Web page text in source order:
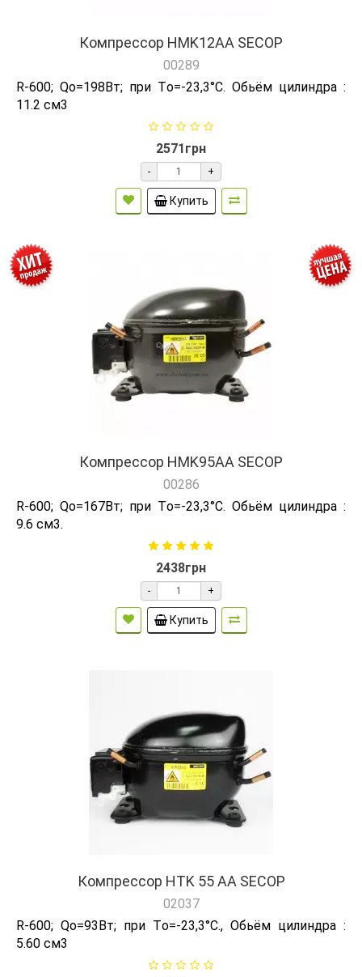
Компрессор HMK12AA SECOP
00289
R-600; Qо=198Вт; при Tо=-23,3°C. Обьём цилиндра :
11.2 см3
2571грн
- +
Купить
Компрессор HMK95AA SECOP
00286
R-600; Qо=167Вт; при Tо=-23,3°C. Обьём цилиндра :
9.6 см3.
2438грн
- +
Купить
Компрессор HTK 55 AA SECOP
02037
R-600; Qо=93Вт; при Tо=-23,3°C., Обьём цилиндра :
5.60 см3